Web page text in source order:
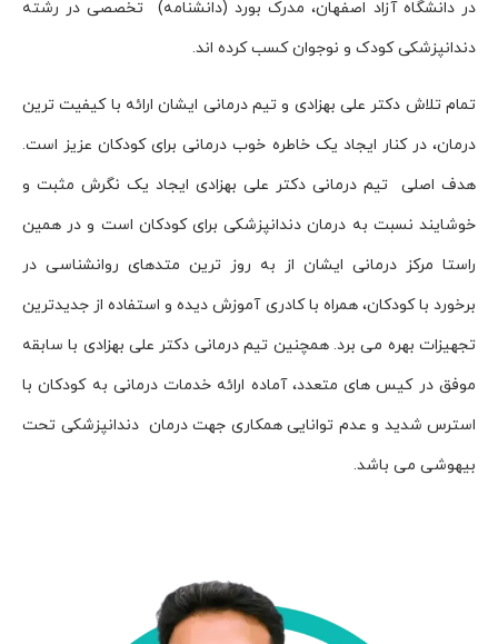
آزاد اصفهان، مدرک بورد (دانشنامه) تخصصی در رشته
کودک و نوجوان کسب کرده اند.
علی بهزادی و تیم درمانی ایشان ارائه با کیفیت ترین
ایجاد یک خاطره خوب درمانی برای کودکان عزیز است.
درمانی دکتر علی بهزادی ایجاد یک نگرش مثبت و
به درمان دندانپزشکی برای کودکان است و در همین
درمانی ایشان از به روز ترین متدهای روانشناسی در
همراه با کادری آموزش دیده و استفاده از جدیدترین
می برد. همچنین تیم درمانی دکتر علی بهزادی با سابقه
های متعدد، آماده ارائه خدمات درمانی به کودکان با
و عدم توانایی همکاری جهت درمان دندانپزشکی تحت
باشد.